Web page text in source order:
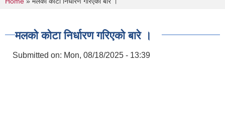
You are here
मलको कोटा निर्धारण गरिएको बारे ।
Submitted on: Mon, 08/18/2025 - 13:39